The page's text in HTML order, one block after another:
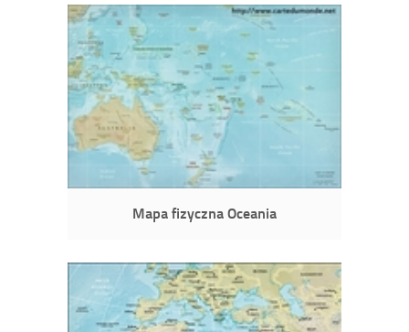
Mapa fizyczna Oceania